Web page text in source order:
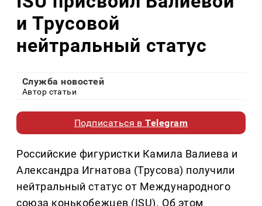
и Трусовой
нейтральный статус
Служба новостей
Автор статьи
Подписаться вTelegram
Российские фигуристки Камила Валиева и
Александра Игнатова (Трусова) получили
нейтральный статус от Международного
союза конькобежцев (ISU). Об этом